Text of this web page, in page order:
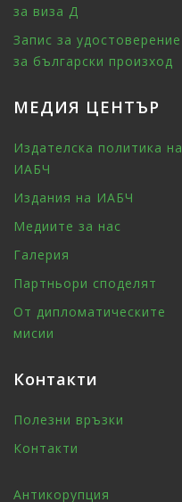
за виза Д
Запис за удостоверение
за български произход
МЕДИЯ ЦЕНТЪР
Издателска политика на
ИАБЧ
Издания на ИАБЧ
Медиите за нас
Галерия
Партньори споделят
От дипломатическите
мисии
Контакти
Полезни връзки
Контакти
Антикорупция